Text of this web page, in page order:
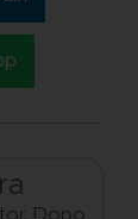
Dopo